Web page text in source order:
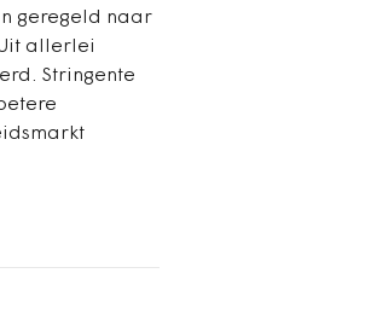
geregeld naar
allerlei
Stringente